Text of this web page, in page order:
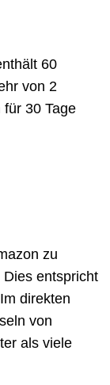
60
von 2
30 Tage
zu
entspricht
direkten
von
als viele